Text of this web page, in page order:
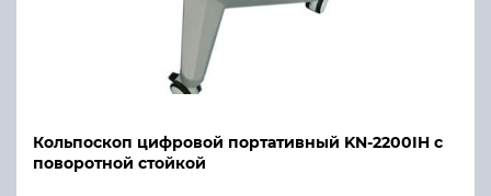
Кольпоскоп цифровой портативный KN-2200IH с
поворотной стойкой